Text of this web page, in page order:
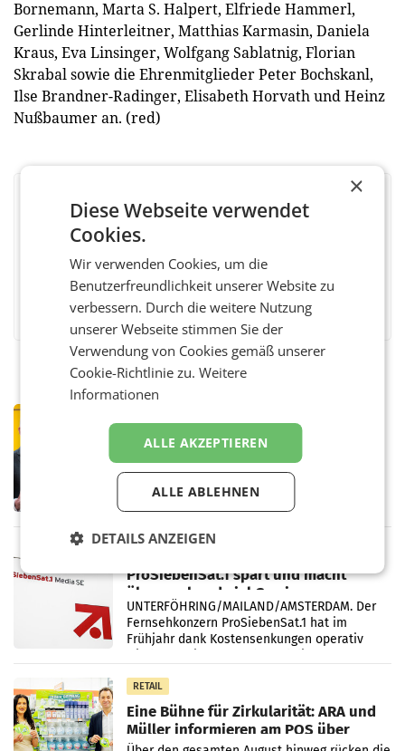
Bornemann, Marta S. Halpert, Elfriede Hammerl,
Gerlinde Hinterleitner, Matthias Karmasin, Daniela
Kraus, Eva Linsinger, Wolfgang Sablatnig, Florian
Skrabal sowie die Ehrenmitglieder Peter Bochskanl,
Ilse Brandner-Radinger, Elisabeth Horvath und Heinz
Nußbaumer an. (red)
BEWERTEN SIE DIESEN ARTIKEL
FacebookTwitter MessengerWhatsAppLinkedInXING Teilen
Österreichische Post: Umsatzplus im
ersten Halbjahr trotz schwachem
Briefgeschäft
WIEN Die Österreichische Post AG hat im
ersten Halbjahr 2026 einen Konzernumsatz
von 1.544,0 Mio. EUR erwirtschaftet, was
Vergleichszeitraum
ProSiebenSat.1 spart und macht
überraschend viel Gewinn
UNTERFÖHRING/MAILAND/AMSTERDAM. Der
Fernsehkonzern ProSiebenSat.1 hat im
Frühjahr dank Kostensenkungen operativ
RETAIL
Eine Bühne für Zirkularität: ARA und
Müller informieren am POS über
Kreislauffähigkeit
×
Diese Webseite verwendet
Cookies.
Wir verwenden Cookies, um die
Benutzerfreundlichkeit unserer Website zu
verbessern. Durch die weitere Nutzung
unserer Webseite stimmen Sie der
Verwendung von Cookies gemäß unserer
Cookie-Richtlinie zu.Weitere
Informationen
ALLE AKZEPTIEREN
ALLE ABLEHNEN
DETAILS ANZEIGEN